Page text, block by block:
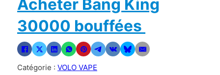
Acheter Bang King
30000 bouffées
Catégorie : VOLO VAPE